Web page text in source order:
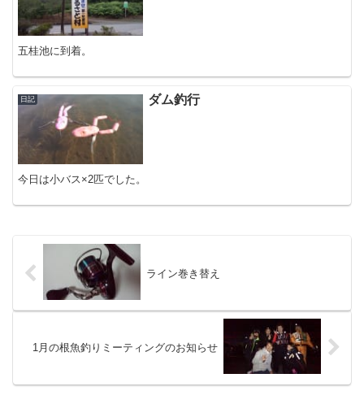
五桂池に到着。
日記 ダム釣行
今日は小バス×2匹でした。
ライン巻き替え
1月の根魚釣りミーティングのお知らせ